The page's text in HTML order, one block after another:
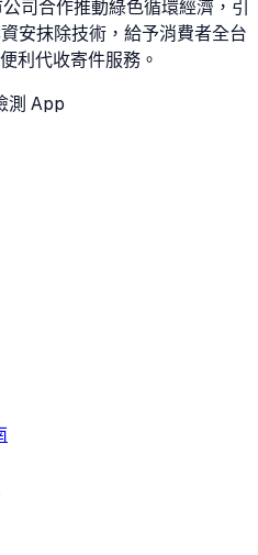
司合作推動綠色循環經濟，引
安抹除技術，給予消費者全台
利代收寄件服務。
測 App